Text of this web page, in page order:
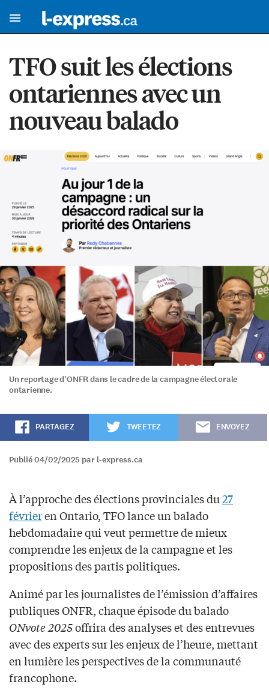
TFO suit les élections
ontariennes avec un
nouveau balado
Un reportage d'ONFR dans le cadre de la campagne électorale
ontarienne.
PARTAGEZ TWEETEZ ENVOYEZ
Publié 04/02/2025 par l-express.ca
À l’approche des élections provinciales du27
févrieren Ontario, TFO lance un balado
hebdomadaire qui veut permettre de mieux
comprendre les enjeux de la campagne et les
propositions des partis politiques.
Animé par les journalistes de l’émission d’affaires
publiques ONFR, chaque épisode du balado
ONvote 2025offrira des analyses et des entrevues
avec des experts sur les enjeux de l’heure, mettant
en lumière les perspectives de la communauté
francophone.